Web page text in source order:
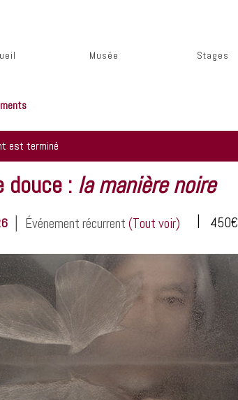
Musée Stages
est terminé
douce : la manière noire
| Événement récurrent (Tout voir) | 450€